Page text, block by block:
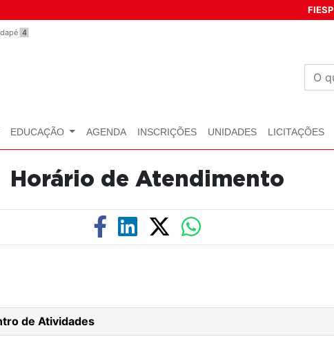
4
FIESP
EDUCAÇÃO AGENDA INSCRIÇÕES UNIDADES LICITAÇÕES
Horário de Atendimento
de Atividades